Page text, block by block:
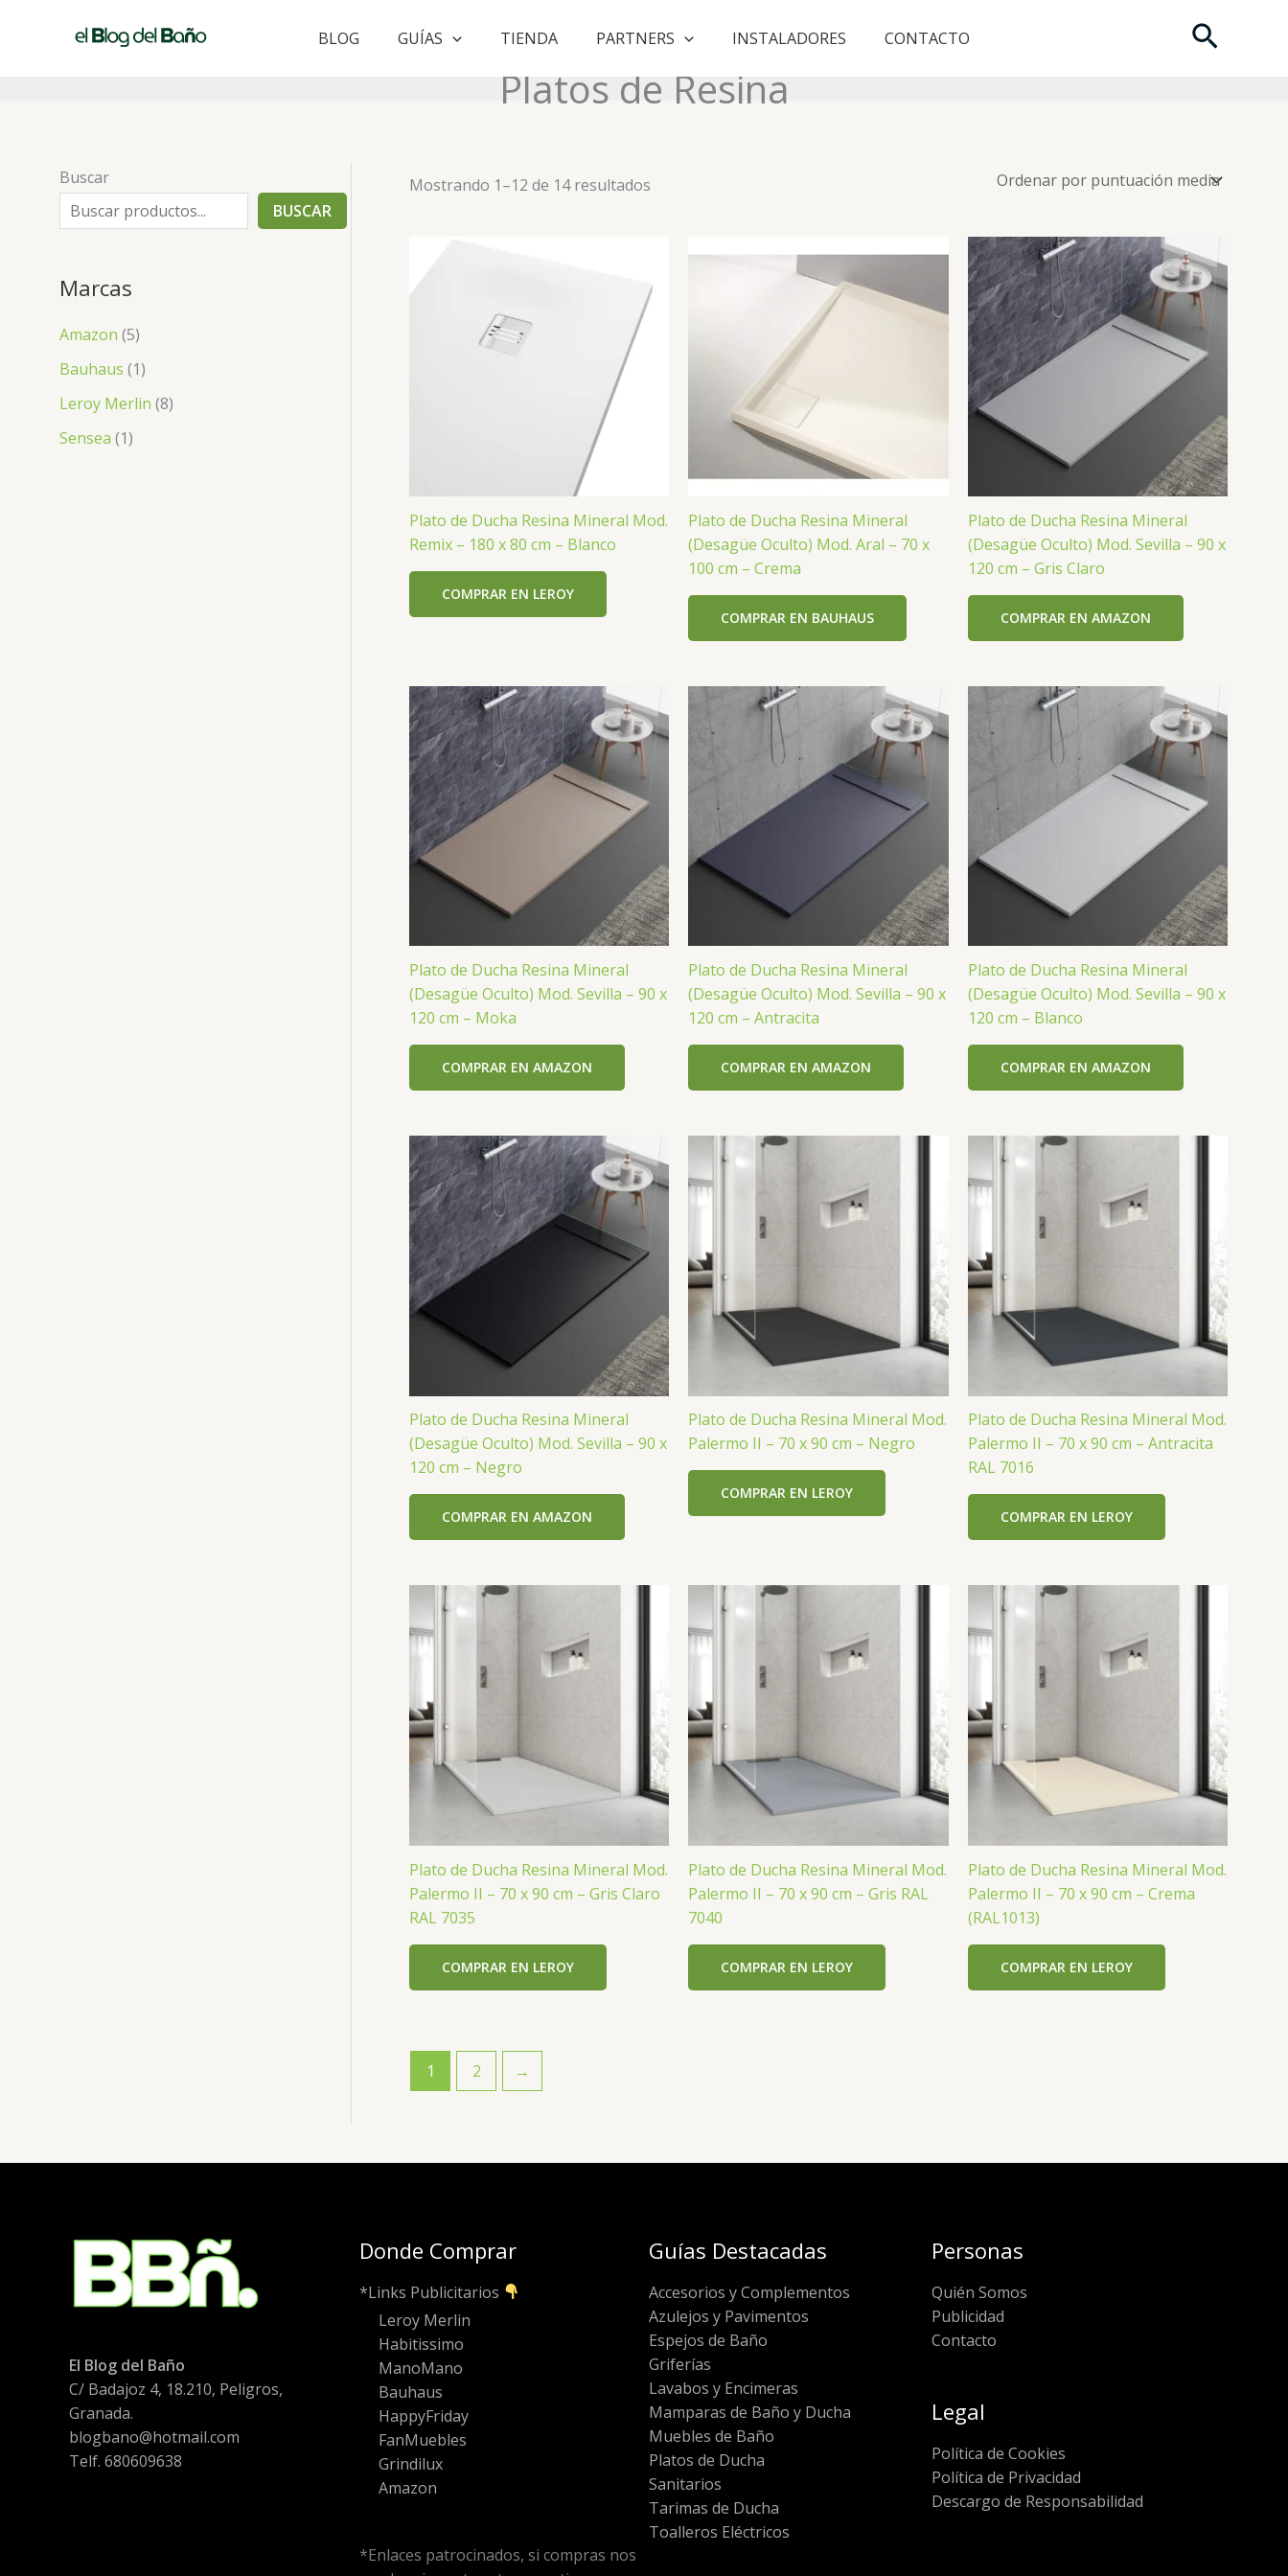
BLOG GUÍAS TIENDA PARTNERS INSTALADORES CONTACTO Buscar
Platos de Resina
Buscar
BUSCAR
Marcas
Amazon (5)
Bauhaus (1)
Leroy Merlin (8)
Sensea (1)
Mostrando 1–12 de 14 resultados
Plato de Ducha Resina Mineral Mod.
Remix – 180 x 80 cm – Blanco
COMPRAR EN LEROY
Plato de Ducha Resina Mineral
(Desagüe Oculto) Mod. Aral – 70 x
100 cm – Crema
COMPRAR EN BAUHAUS
Plato de Ducha Resina Mineral
(Desagüe Oculto) Mod. Sevilla – 90 x
120 cm – Gris Claro
COMPRAR EN AMAZON
Plato de Ducha Resina Mineral
(Desagüe Oculto) Mod. Sevilla – 90 x
120 cm – Moka
COMPRAR EN AMAZON
Plato de Ducha Resina Mineral
(Desagüe Oculto) Mod. Sevilla – 90 x
120 cm – Antracita
COMPRAR EN AMAZON
Plato de Ducha Resina Mineral
(Desagüe Oculto) Mod. Sevilla – 90 x
120 cm – Blanco
COMPRAR EN AMAZON
Plato de Ducha Resina Mineral
(Desagüe Oculto) Mod. Sevilla – 90 x
120 cm – Negro
COMPRAR EN AMAZON
Plato de Ducha Resina Mineral Mod.
Palermo II – 70 x 90 cm – Negro
COMPRAR EN LEROY
Plato de Ducha Resina Mineral Mod.
Palermo II – 70 x 90 cm – Antracita
RAL 7016
COMPRAR EN LEROY
Plato de Ducha Resina Mineral Mod.
Palermo II – 70 x 90 cm – Gris Claro
RAL 7035
COMPRAR EN LEROY
Plato de Ducha Resina Mineral Mod.
Palermo II – 70 x 90 cm – Gris RAL
7040
COMPRAR EN LEROY
Plato de Ducha Resina Mineral Mod.
Palermo II – 70 x 90 cm – Crema
(RAL1013)
COMPRAR EN LEROY
1 2 →
El Blog del Baño
C/ Badajoz 4, 18.210, Peligros,
Granada.
blogbano@hotmail.com
Telf. 680609638
Donde Comprar
*Links Publicitarios
Leroy Merlin
Habitissimo
ManoMano
Bauhaus
HappyFriday
FanMuebles
Grindilux
Amazon
*Enlaces patrocinados, si compras nos
Guías Destacadas
Accesorios y Complementos
Azulejos y Pavimentos
Espejos de Baño
Griferías
Lavabos y Encimeras
Mamparas de Baño y Ducha
Muebles de Baño
Platos de Ducha
Sanitarios
Tarimas de Ducha
Toalleros Eléctricos
Personas
Quién Somos
Publicidad
Contacto
Legal
Política de Cookies
Política de Privacidad
Descargo de Responsabilidad